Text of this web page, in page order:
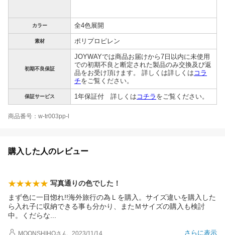
カラー 全4色展開
素材 ポリプロピレン
初期不良保証
JOYWAYでは商品お届けから7日以内に未使用
での初期不良と断定された製品のみ交換及び返
品をお受け頂けます。 詳しくは詳しくは コラ
チをご覧ください。
保証サービス 1年保証付 詳しくは コチラ をご覧ください。
商品番号：w-tr003pp-l
購入した人のレビュー
写真通りの色でした！
まず色に一目惚れ!!海外旅行の為Ｌを購入。サイズ違いを購入した
ら入れ子に収納できる事も分かり、またＭサイズの購入も検討
中。くだらな
さらに表示